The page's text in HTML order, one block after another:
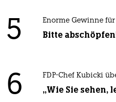
5 Enorme Gewinne
Bitte
6 FDP-Chef Kubicki
„Wie Sie sehen,